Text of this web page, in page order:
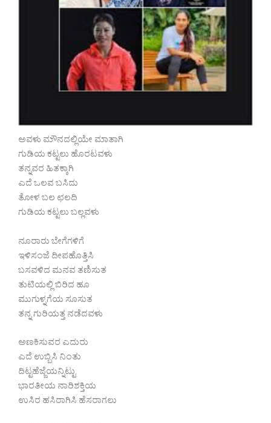
ಅವಳು ಮೌನದಲ್ಲಿಯೇ ಮಾತಾಗಿ
ಗುಡಿಯ ಕಟ್ಟಲು ಹೊರಟವಳು
ತನ್ನವರ ಹಿತಕ್ಕಾಗಿ
ಎದೆ ಒಲವ ಬಸಿದು
ತೋಳ ಬಲ ಛಲದಿ
ಗುಡಿಯ ಕಟ್ಟಲು ಬಲ್ಲವಳು
ನೂರಾರು ಬೇಗೆಗಳಿಗೆ
ಇಳಿಸಂಜೆ ದೀಪಹೊತ್ತಿಸಿ
ಬಸವಳಿದ ಮನವ ತಣಿಸುತ
ತುಟಿಯಲ್ಲಿ ಬಿರಿದ ಹೂ
ಮುಗುಳ್ನಗೆಯ ಸೂಸುತ
ತನ್ನ ಗುರಿಯತ್ತ ನಡೆದವಳು
ಅಣಕಿಸುವರ ಎದುರು
ಎದೆ ಉಬ್ಬಿಸಿ ನಿಂತು
ದಿಟ್ಟಹೆಜ್ಜೆಯನ್ನಿಟ್ಟು
ಭಾರತೀಯ ನಾರಿಶಕ್ತಿಯ
ಉಸಿರ ಹಸಿರಾಗಿಸಿ ಹೆಸರಾಗಲು